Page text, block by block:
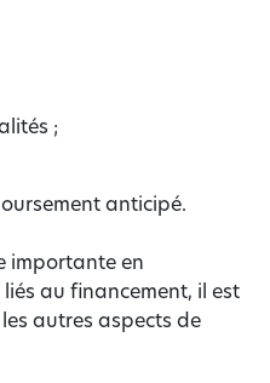
;
anticipé.
importante en
au financement, il est
autres aspects de